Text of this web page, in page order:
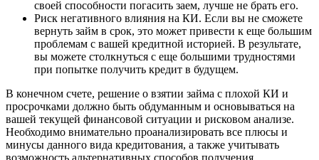
своей способности погасить заем, лучше не брать его.
Риск негативного влияния на КИ. Если вы не сможете
вернуть займ в срок, это может привести к еще большим
проблемам с вашей кредитной историей. В результате,
вы можете столкнуться с еще большими трудностями
при попытке получить кредит в будущем.
В конечном счете, решение о взятии займа с плохой КИ и
просрочками должно быть обдуманным и основываться на
вашей текущей финансовой ситуации и рисковом анализе.
Необходимо внимательно проанализировать все плюсы и
минусы данного вида кредитования, а также учитывать
возможность альтернативных способов получения